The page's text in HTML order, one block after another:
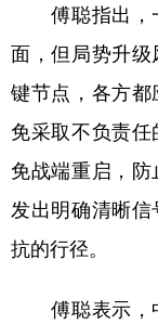
广东
四川
陕西
新疆
多语种频道
English
傅聪指出，一
面，但局势升级
键节点，各方都
免采取不负责
免战端重启，
发出明确清晰
抗的行径。
傅聪表示，中